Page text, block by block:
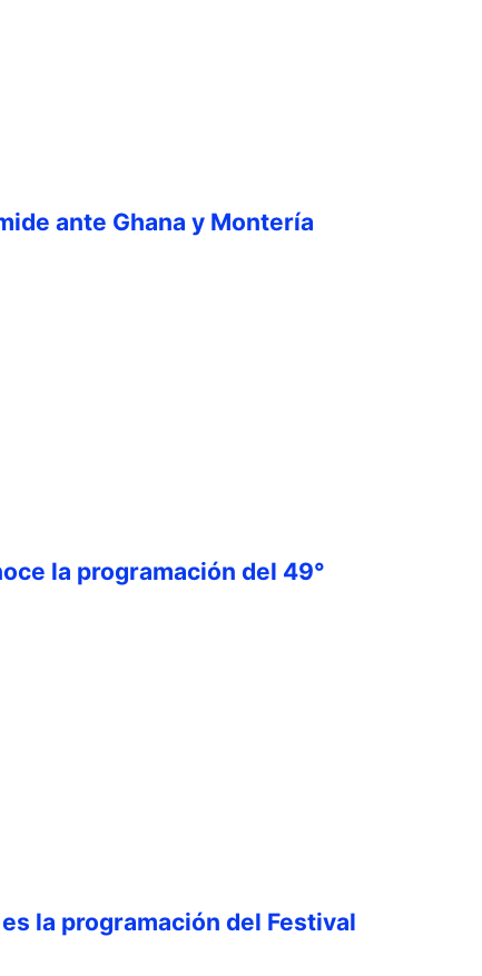
ante Ghana y Montería
la programación del 49°
la programación del Festival